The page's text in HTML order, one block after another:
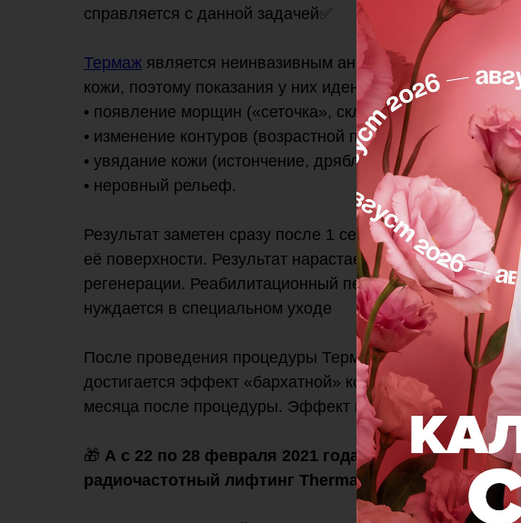
справляется с данной задачей✅
Термаж является неинвазивным аналогом
кожи, поэтому показания у них идентичны:
• появление морщин («сеточка», складки, заломы);
• изменение контуров (возрастной птоз, смещение
• увядание кожи (истончение, дряблость);
• неровный рельеф.
Результат заметен сразу после 1 сеанса❗ 👉🏻
её поверхности. Результат нарастает по мере
регенерации. Реабилитационный период отсутсвует, а
нуждается в специальном уходе
После проведения процедуры Термаж разглаживаются
достигается эффект «бархатной» кожи. Окончательный
месяца после процедуры. Эффект подтяжки лица
🎁 А с 22 по 28 февраля 2021 года действует
радиочастотный лифтинг Thermage